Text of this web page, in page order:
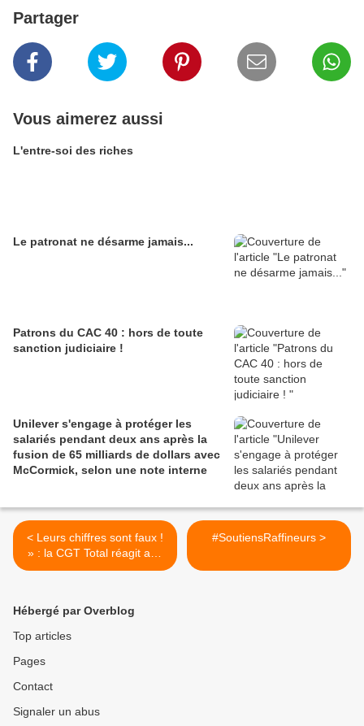
Partager
Vous aimerez aussi
L'entre-soi des riches
Le patronat ne désarme jamais...
Patrons du CAC 40 : hors de toute
sanction judiciaire !
Unilever s'engage à protéger les
salariés pendant deux ans après la
fusion de 65 milliards de dollars avec
McCormick, selon une note interne
< Leurs chiffres sont faux !
» : la CGT Total réagit aux
mensonges de la direction
#SoutiensRaffineurs >
Hébergé par Overblog
Top articles
Pages
Contact
Signaler un abus